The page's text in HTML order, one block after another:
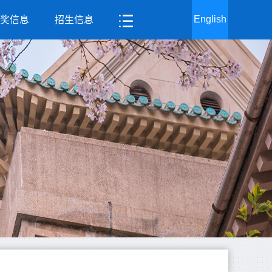
信息 招生信息 English